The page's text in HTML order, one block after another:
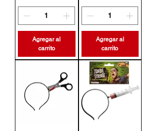
Agregar al
carrito
Agregar al
carrito